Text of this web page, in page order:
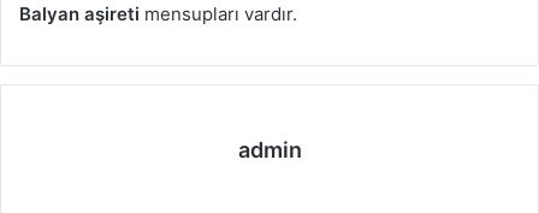
Balyan aşireti mensupları vardır.
admin